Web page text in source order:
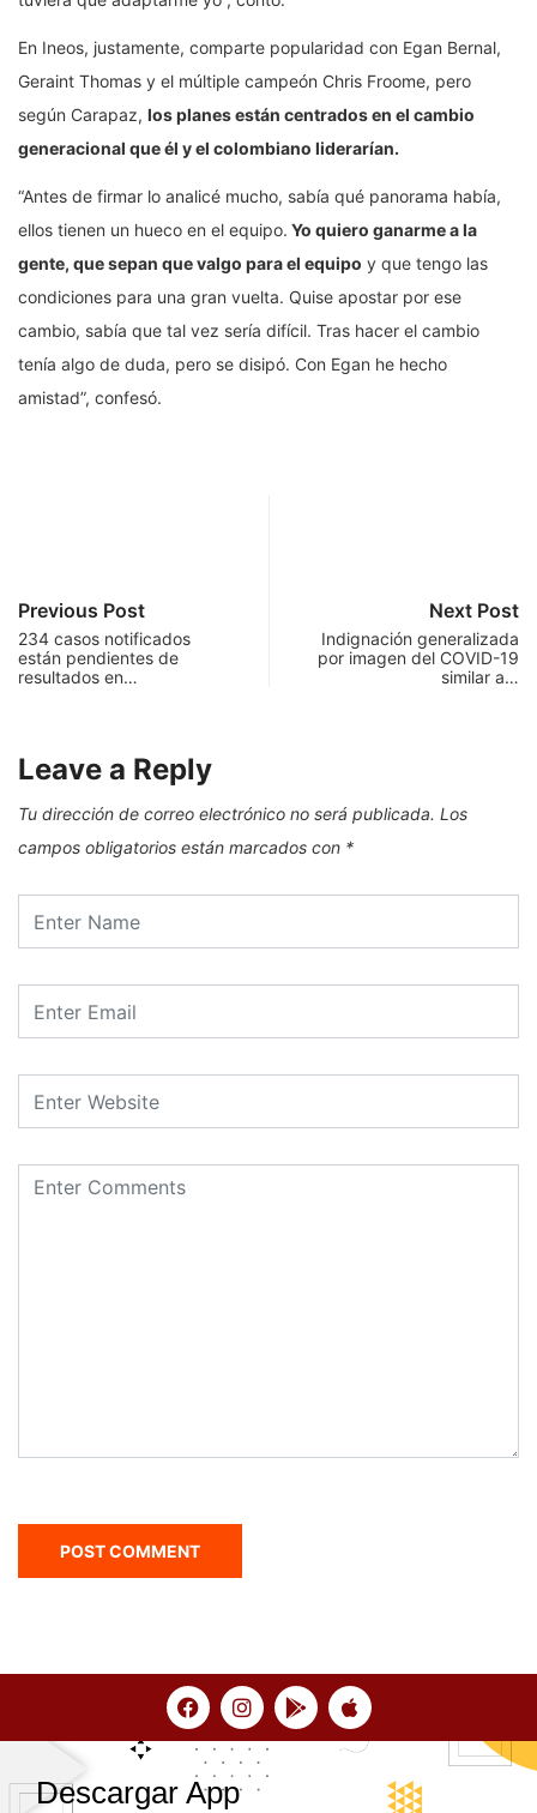
En Ineos, justamente, comparte popularidad con Egan Bernal,
Geraint Thomas y el múltiple campeón Chris Froome, pero
según Carapaz, los planes están centrados en el cambio
generacional que él y el colombiano liderarían.
“Antes de firmar lo analicé mucho, sabía qué panorama había,
ellos tienen un hueco en el equipo. Yo quiero ganarme a la
gente, que sepan que valgo para el equipo y que tengo las
condiciones para una gran vuelta. Quise apostar por ese
cambio, sabía que tal vez sería difícil. Tras hacer el cambio
tenía algo de duda, pero se disipó. Con Egan he hecho
amistad”, confesó.
Previous Post
234 casos notificados
están pendientes de
resultados en…
Next Post
Indignación generalizada
por imagen del COVID-19
similar a…
Leave a Reply
Tu dirección de correo electrónico no será publicada. Los
campos obligatorios están marcados con *
Descargar App